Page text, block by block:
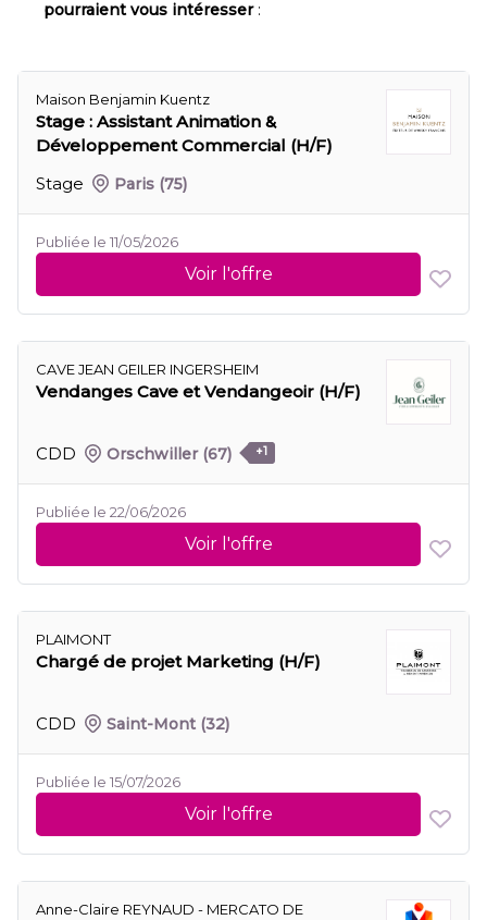
pourraient vous intéresser:
Maison Benjamin Kuentz
Stage : Assistant Animation &
Développement Commercial (H/F)
Stage
Paris (75)
Publiée le 11/05/2026
Voir l'offre
CAVE JEAN GEILER INGERSHEIM
Vendanges Cave et Vendangeoir (H/F)
CDD Orschwiller (67) +1
Publiée le 22/06/2026
Voir l'offre
PLAIMONT
Chargé de projet Marketing (H/F)
CDD Saint-Mont (32)
Publiée le 15/07/2026
Voir l'offre
Anne-Claire REYNAUD - MERCATO DE